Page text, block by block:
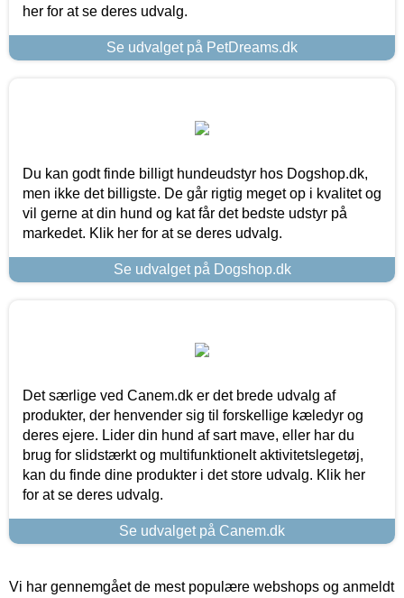
her for at se deres udvalg.
Se udvalget på PetDreams.dk
Du kan godt finde billigt hundeudstyr hos Dogshop.dk,
men ikke det billigste. De går rigtig meget op i kvalitet og
vil gerne at din hund og kat får det bedste udstyr på
markedet. Klik her for at se deres udvalg.
Se udvalget på Dogshop.dk
Det særlige ved Canem.dk er det brede udvalg af
produkter, der henvender sig til forskellige kæledyr og
deres ejere. Lider din hund af sart mave, eller har du
brug for slidstærkt og multifunktionelt aktivitetslegetøj,
kan du finde dine produkter i det store udvalg. Klik her
for at se deres udvalg.
Se udvalget på Canem.dk
Vi har gennemgået de mest populære webshops og anmeldt